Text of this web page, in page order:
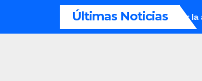
Últimas Noticias
a la banca a financiar la agricultura familiar